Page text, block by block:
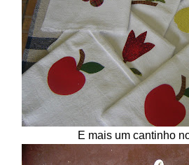
E mais um cantinho